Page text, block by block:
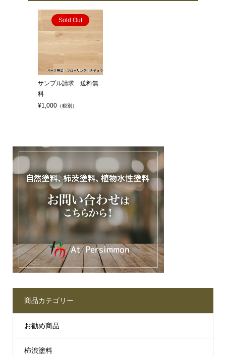
Sold Out
サンプル請求 送料無
料
¥1,000（税別）
商品カテゴリー
お勧め商品
柿渋塗料